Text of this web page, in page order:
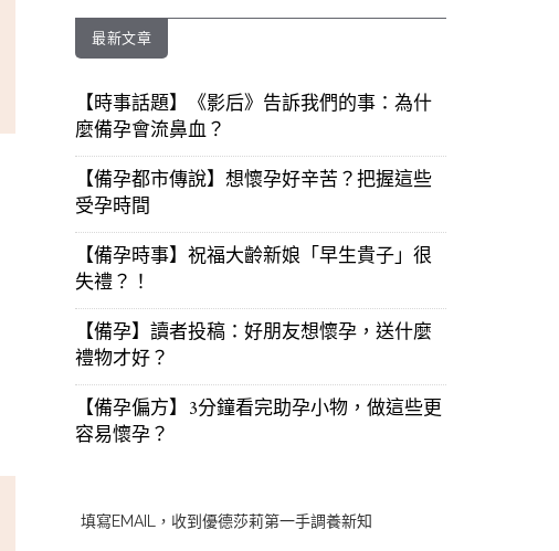
最新文章
【時事話題】《影后》告訴我們的事：為什
麼備孕會流鼻血？
【備孕都市傳說】想懷孕好辛苦？把握這些
受孕時間
【備孕時事】祝福大齡新娘「早生貴子」很
失禮？！
【備孕】讀者投稿：好朋友想懷孕，送什麼
禮物才好？
【備孕偏方】3分鐘看完助孕小物，做這些更
容易懷孕？
填寫EMAIL，收到優德莎莉第一手調養新知